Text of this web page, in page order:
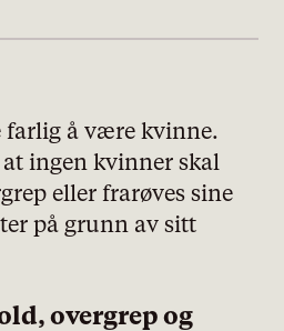
farlig å være kvinne.
at ingen kvinner skal
eller frarøves sine
på grunn av sitt
overgrep og